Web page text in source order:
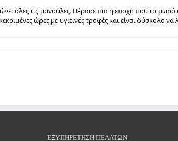
όλες τις μανούλες. Πέρασε πια η εποχή που το
ώρες με υγιεινές τροφές και είναι δύσκολο να
ΕΞΥΠΗΡΕΤΗΣΗ ΠΕΛΑΤΩΝ